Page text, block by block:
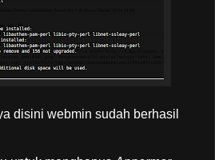
disini webmin sudah berhasil